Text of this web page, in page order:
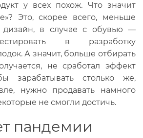
у всех похож. Что значит
Это, скорее всего, меньше
дизайн, в случае с обувью —
в разработку
А значит, больше отбирать
не сработал эффект
зарабатывать столько же,
нужно продавать намного
не смогли достичь.
пандемии